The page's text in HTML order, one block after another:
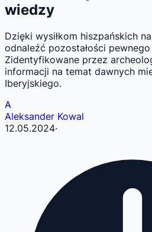
wiedzy
Dzięki wysiłkom hiszpańskich
odnaleźć pozostałości
Zidentyfikowane przez
informacji na temat dawnych
Iberyjskiego.
A
Aleksander Kowal
12.05.2024·